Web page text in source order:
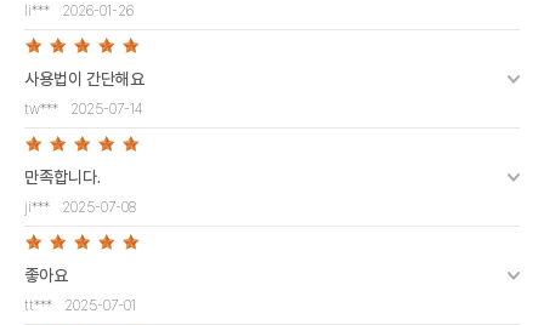
li*** 2026-01-26
사용법이 간단해요
tw*** 2025-07-14
만족합니다.
ji*** 2025-07-08
좋아요
tt*** 2025-07-01